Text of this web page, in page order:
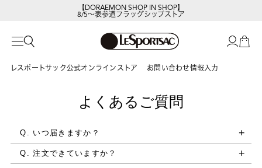
【DORAEMON SHOP IN SHOP】
8/5～表参道フラッグシップストア
レスポートサック公式オンラインストア お問い合わせ情報入力
よくあるご質問
Q. いつ届きますか？
Q. 注文できていますか？